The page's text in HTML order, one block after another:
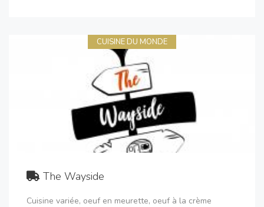
CUISINE DU MONDE
The Wayside
Cuisine variée, oeuf en meurette, oeuf à la crème